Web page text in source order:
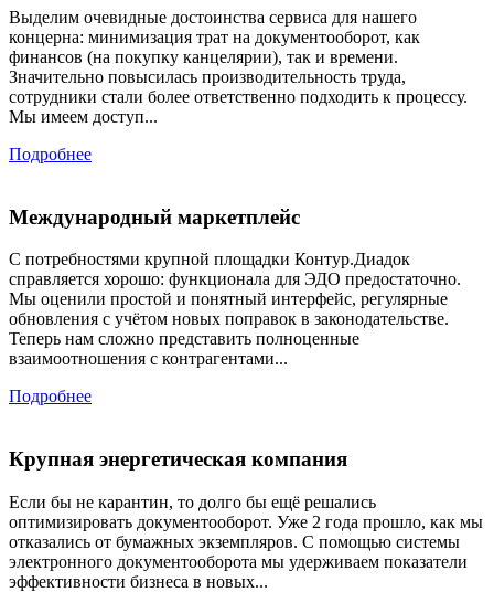
Выделим очевидные достоинства сервиса для нашего
концерна: минимизация трат на документооборот, как
финансов (на покупку канцелярии), так и времени.
Значительно повысилась производительность труда,
сотрудники стали более ответственно подходить к процессу.
Мы имеем доступ...
Подробнее
Международный маркетплейс
С потребностями крупной площадки Контур.Диадок
справляется хорошо: функционала для ЭДО предостаточно.
Мы оценили простой и понятный интерфейс, регулярные
обновления с учётом новых поправок в законодательстве.
Теперь нам сложно представить полноценные
взаимоотношения с контрагентами...
Подробнее
Крупная энергетическая компания
Если бы не карантин, то долго бы ещё решались
оптимизировать документооборот. Уже 2 года прошло, как мы
отказались от бумажных экземпляров. С помощью системы
электронного документооборота мы удерживаем показатели
эффективности бизнеса в новых...